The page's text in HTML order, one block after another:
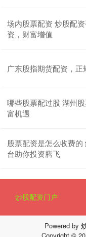
场内股票配资 炒股配
资，财富增值
广东股指期货配资，
哪些股票配过股 湖州
富机遇
股票配资是怎么收费
台助你投资腾飞
炒股配资门户
Powered by
Copyright ©